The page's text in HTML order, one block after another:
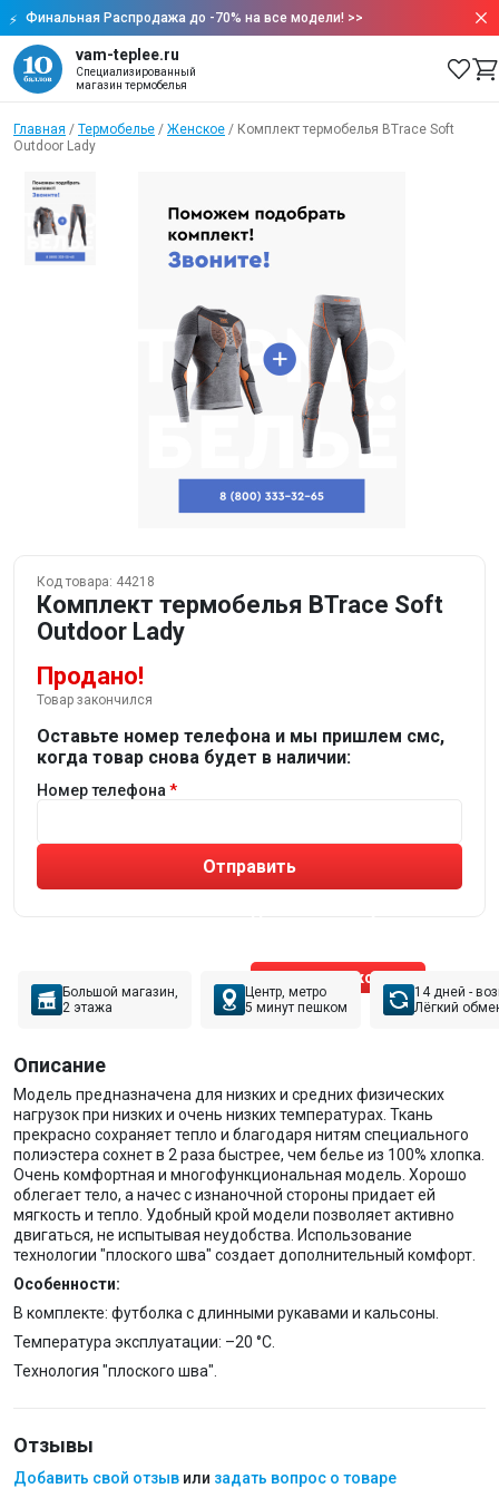
Финальная Распродажа до -70% на все модели! >>
vam-teplee.ru
Специализированный
магазин термобелья
Главная / Термобелье / Женское / Комплект термобелья BTrace Soft
Outdoor Lady
Код товара: 44218
Комплект термобелья BTrace Soft
Outdoor Lady
Продано!
Товар закончился
Оставьте номер телефона и мы пришлем смс,
когда товар снова будет в наличии:
Номер телефона
Отправить
Позвонить эксперту
Большой магазин,
2 этажа
Центр, метро
5 минут пешком
14 дней -
Лёгкий
Описание
Модель предназначена для низких и средних физических
нагрузок при низких и очень низких температурах. Ткань
прекрасно сохраняет тепло и благодаря нитям специального
полиэстера сохнет в 2 раза быстрее, чем белье из 100% хлопка.
Очень комфортная и многофункциональная модель. Хорошо
облегает тело, а начес с изнаночной стороны придает ей
мягкость и тепло. Удобный крой модели позволяет активно
двигаться, не испытывая неудобства. Использование
технологии "плоского шва" создает дополнительный комфорт.
Особенности:
В комплекте: футболка с длинными рукавами и кальсоны.
Температура эксплуатации: –20 °C.
Технология "плоского шва".
Отзывы
Добавить свой отзыв или задать вопрос о товаре